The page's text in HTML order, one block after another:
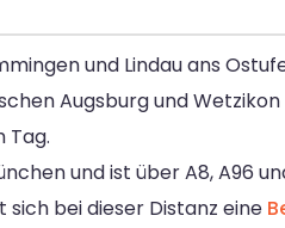
und Lindau ans
Augsburg und
Tag.
und ist über A8, A96
bei dieser Distanz eine